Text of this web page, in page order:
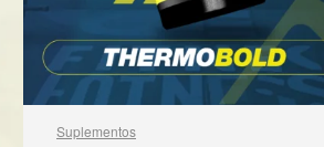
Suplementos